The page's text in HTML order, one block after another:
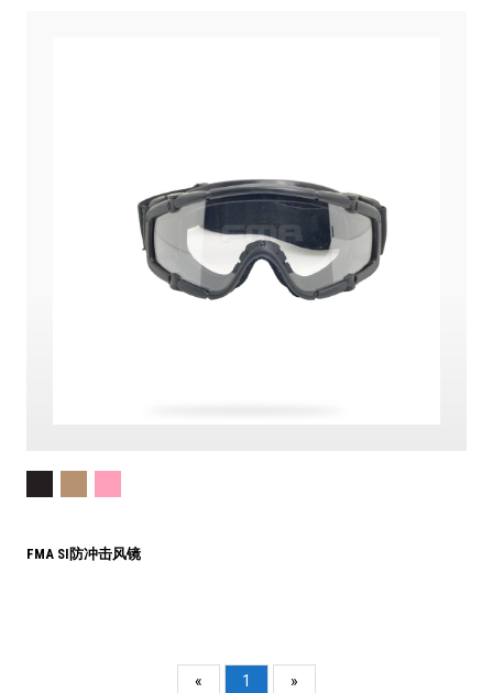
FMA SI防冲击风镜
« 1 »